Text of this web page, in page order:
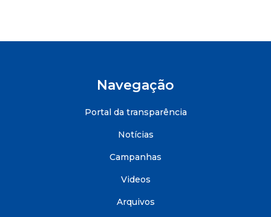
Navegação
Portal da transparência
Notícias
Campanhas
Videos
Arquivos